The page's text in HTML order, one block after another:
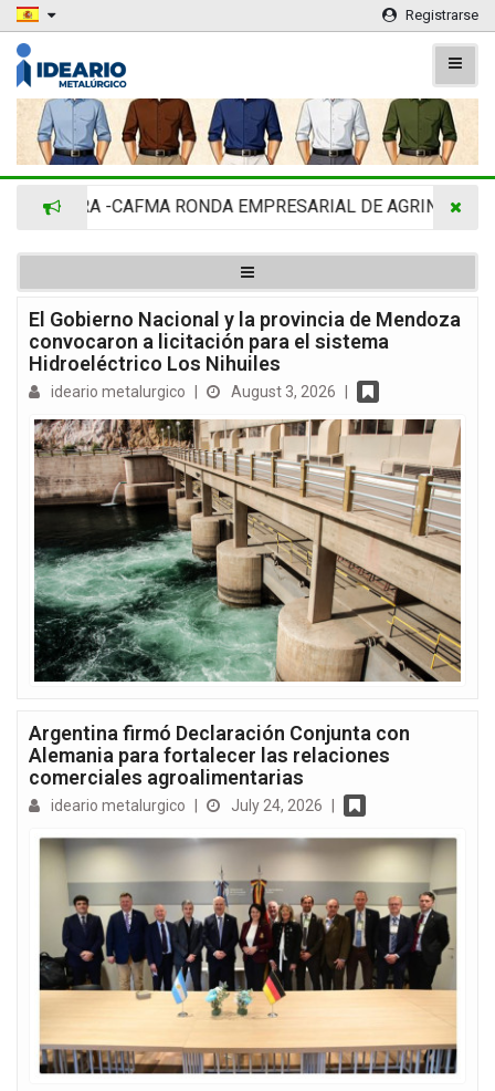
Registrarse
-CAFMA RONDA EMPRESARIAL DE AGRINOVA EN LA
El Gobierno Nacional y la provincia de Mendoza
convocaron a licitación para el sistema
Hidroeléctrico Los Nihuiles
ideario metalurgico August 3, 2026
Argentina firmó Declaración Conjunta con
Alemania para fortalecer las relaciones
comerciales agroalimentarias
ideario metalurgico July 24, 2026